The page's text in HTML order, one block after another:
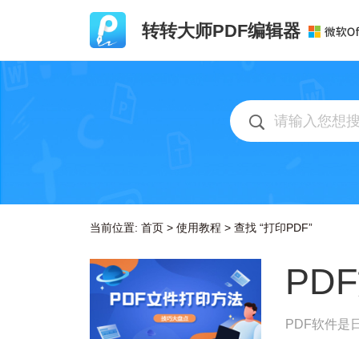
转转大师PDF编辑器
当前位置: 首页 > 使用教程 > 查找 “打印PDF”
PDF软件是